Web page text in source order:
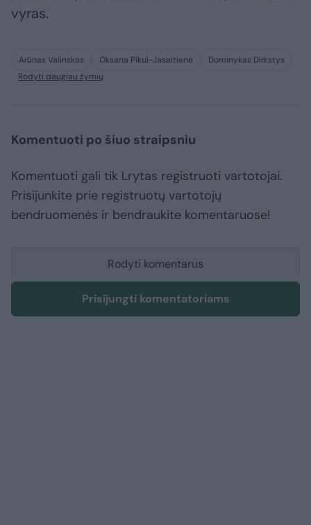
vyras.
Arūnas Valinskas Oksana Pikul-Jasaitienė
Dominykas Dirkstys
Rodyti daugiau žymių
Komentuoti po šiuo straipsniu
Komentuoti gali tik Lrytas registruoti vartotojai.
Prisijunkite prie registruotų vartotojų
bendruomenės ir bendraukite komentaruose!
Rodyti komentarus
Prisijungti komentatoriams